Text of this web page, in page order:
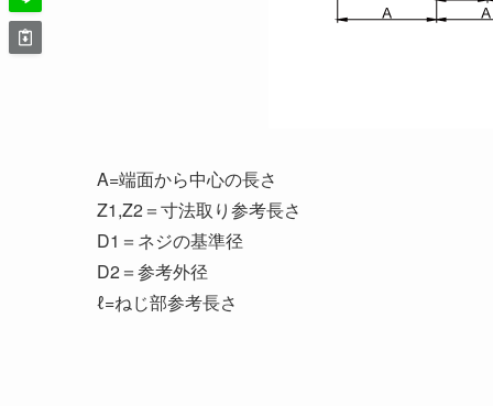
A=端面から中心の長さ
Z1,Z2＝寸法取り参考長さ
D1＝ネジの基準径
D2＝参考外径
ℓ=ねじ部参考長さ